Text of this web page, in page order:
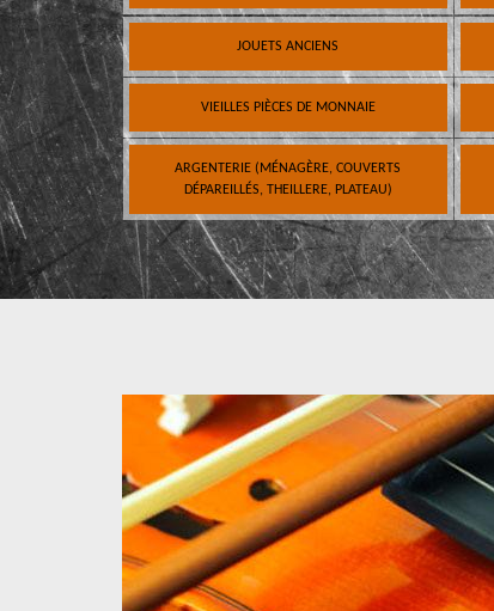
JOUETS ANCIENS
VIEILLES PIÈCES DE MONNAIE
ARGENTERIE (MÉNAGÈRE, COUVERTS
DÉPAREILLÉS, THEILLERE, PLATEAU)